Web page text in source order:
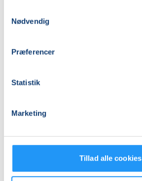
Nødvendig
Præferencer
Statistik
Marketing
Tillad alle cookies
Mødegange
Relaterede hold